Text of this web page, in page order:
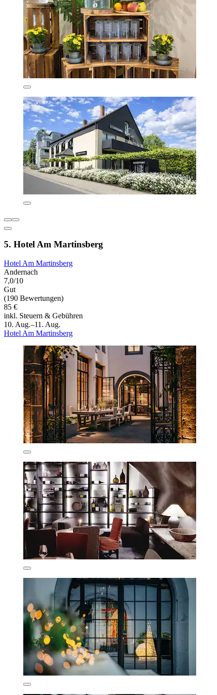
5. Hotel Am Martinsberg
Hotel Am Martinsberg
Andernach
7,0/10
Gut
(190 Bewertungen)
85 €
inkl. Steuern & Gebühren
10. Aug.–11. Aug.
Hotel Am Martinsberg